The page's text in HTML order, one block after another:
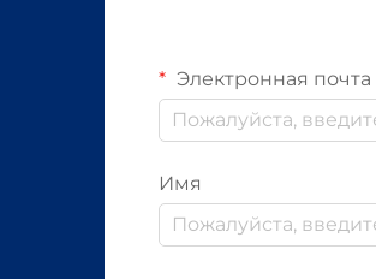
Электронная почта
Имя